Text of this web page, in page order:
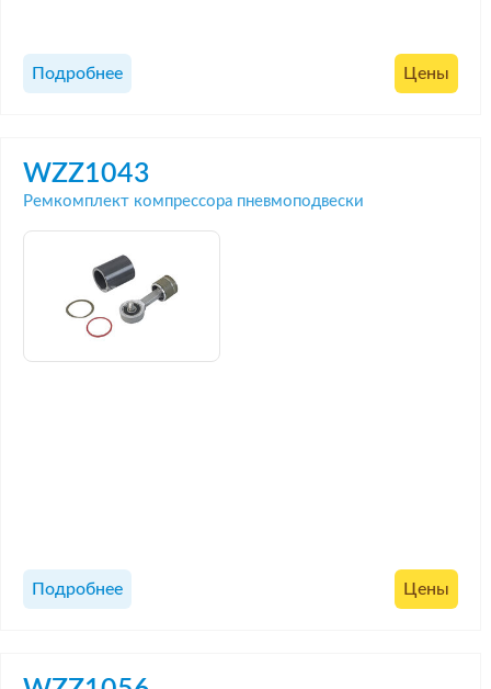
Подробнее Цены
WZZ1043
Ремкомплект компрессора пневмоподвески
Подробнее Цены